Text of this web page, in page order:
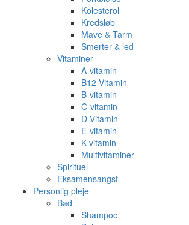
Kolesterol
Kredsløb
Mave & Tarm
Smerter & led
Vitaminer
A-vitamin
B12-Vitamin
B-vitamin
C-vitamin
D-Vitamin
E-vitamin
K-vitamin
Multivitaminer
Spirituel
Eksamensangst
Personlig pleje
Bad
Shampoo